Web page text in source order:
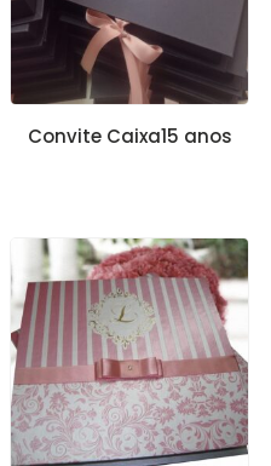
Convite Caixa15 anos